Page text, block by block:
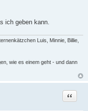
ich geben kann.
Luis, Minnie, Billie,
wie es einem geht - und dann
Zitat